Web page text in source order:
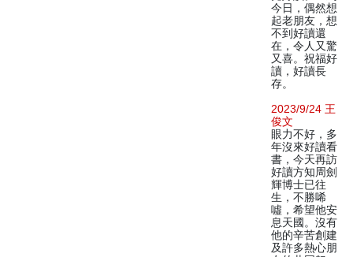
今日，偶然想
起老朋友，想
不到好讀還
在，令人又驚
又喜。祝福好
讀，好讀長
存。
2023/9/24 王
俊文
眼力不好，多
年沒來好讀看
書，今天再訪
好讀方知周劍
輝博士已往
生，不勝唏
噓，希望他安
息天國。沒有
他的辛苦創建
及許多熱心朋